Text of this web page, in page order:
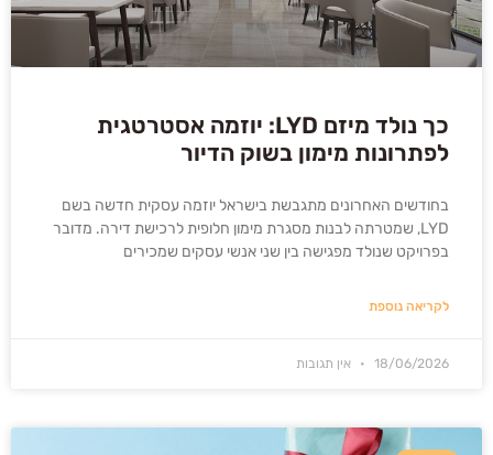
כך נולד מיזם LYD: יוזמה אסטרטגית
לפתרונות מימון בשוק הדיור
בחודשים האחרונים מתגבשת בישראל יוזמה עסקית חדשה בשם
LYD, שמטרתה לבנות מסגרת מימון חלופית לרכישת דירה. מדובר
בפרויקט שנולד מפגישה בין שני אנשי עסקים שמכירים
לקריאה נוספת
18/06/2026 אין תגובות